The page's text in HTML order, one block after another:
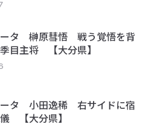
ータ 榊原彗悟 戦う覚悟を背
目主将 【大分県】
ータ 小田逸稀 右サイドに宿
【大分県】